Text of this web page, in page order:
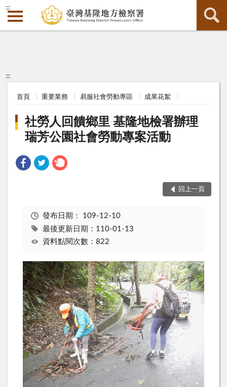
:::
:::
首頁 重要業務 易服社會勞動專區 成果花絮
社勞人回饋鄉里 基隆地檢署辦理
瑞芳公園社會勞動專案活動
回上一頁
發布日期： 109-12-10
最後更新日期：110-01-13
資料點閱次數：822